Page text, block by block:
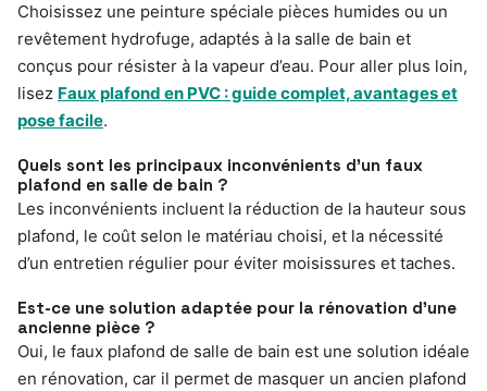
Choisissez une peinture spéciale pièces humides ou un
revêtement hydrofuge, adaptés à la salle de bain et
conçus pour résister à la vapeur d’eau. Pour aller plus loin,
lisez Faux plafond en PVC : guide complet, avantages et
pose facile.
Quels sont les principaux inconvénients d’un faux
plafond en salle de bain ?
Les inconvénients incluent la réduction de la hauteur sous
plafond, le coût selon le matériau choisi, et la nécessité
d’un entretien régulier pour éviter moisissures et taches.
Est-ce une solution adaptée pour la rénovation d’une
ancienne pièce ?
Oui, le faux plafond de salle de bain est une solution idéale
en rénovation, car il permet de masquer un ancien plafond